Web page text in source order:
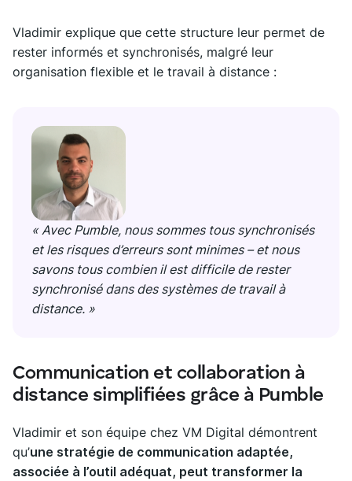
Vladimir explique que cette structure leur permet de
rester informés et synchronisés, malgré leur
organisation flexible et le travail à distance :
« Avec Pumble, nous sommes tous synchronisés
et les risques d’erreurs sont minimes – et nous
savons tous combien il est difficile de rester
synchronisé dans des systèmes de travail à
distance. »
Communication et collaboration à
distance simplifiées grâce à Pumble
Vladimir et son équipe chez VM Digital démontrent
qu’une stratégie de communication adaptée,
associée à l’outil adéquat, peut transformer la